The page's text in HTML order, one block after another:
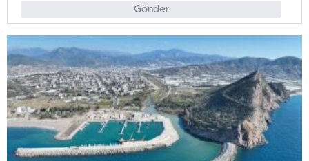
Gönder